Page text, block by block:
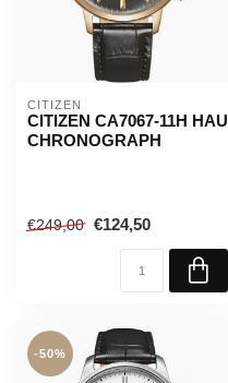
CITIZEN
CITIZEN CA7067-11H HAU
CHRONOGRAPH
€249,00 €124,50
-50%